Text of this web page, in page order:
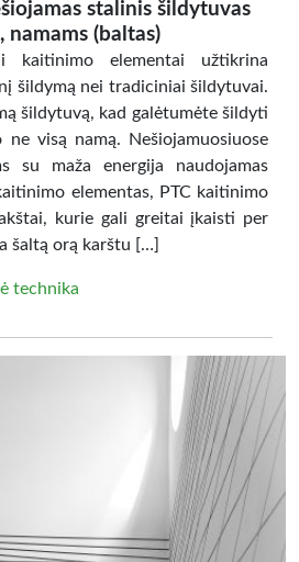
stalinis šildytuvas
namams (baltas)
kaitinimo elementai užtikrina
šildymą nei tradiciniai šildytuvai.
šildytuvą, kad galėtumėte šildyti
visą namą. Nešiojamuosiuose
su maža energija naudojamas
elementas, PTC kaitinimo
kurie gali greitai įkaisti per
šaltą orą karštu […]
technika